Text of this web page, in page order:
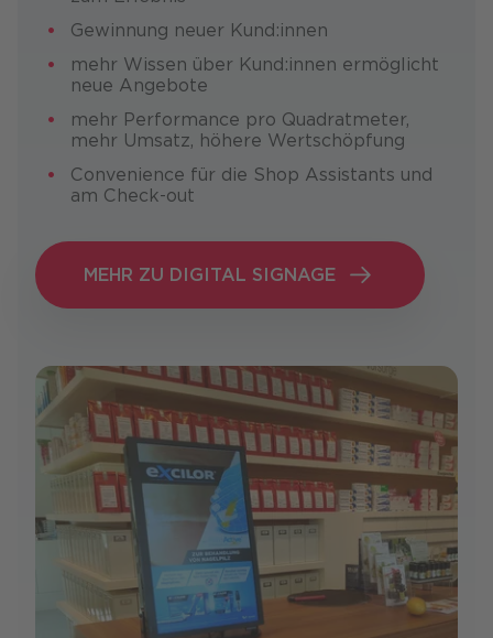
Gewin­nung neuer Kun­d:innen
mehr Wissen über Kun­d:innen ermög­licht
neue Angebote
mehr Perfor­mance pro Quadrat­meter,
mehr Umsatz, höhere Wert­schöpfung
Con­venience für die Shop Assistants und
am Check-out
MEHR ZU DIGITAL SIGNAGE
MEHR ZU DIGITAL SIGNAGE